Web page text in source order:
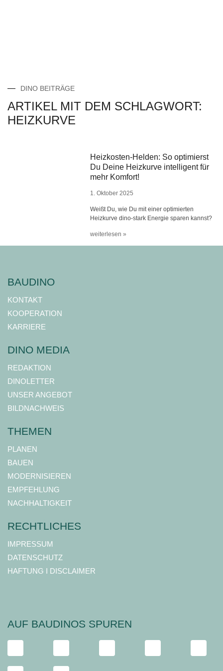
DINO BEITRÄGE
ARTIKEL MIT DEM SCHLAGWORT:
HEIZKURVE
Heizkosten-Helden: So optimierst
Du Deine Heizkurve intelligent für
mehr Komfort!
1. Oktober 2025
Weißt Du, wie Du mit einer optimierten
Heizkurve dino-stark Energie sparen kannst?
weiterlesen »
BAUDINO
KONTAKT
KOOPERATION
KARRIERE
DINO MEDIA
REDAKTION
DINOLETTER
UNSER ANGEBOT
BILDNACHWEIS
THEMEN
PLANEN
BAUEN
MODERNISIEREN
EMPFEHLUNG
NACHHALTIGKEIT
RECHTLICHES
IMPRESSUM
DATENSCHUTZ
HAFTUNG I DISCLAIMER
AUF BAUDINOS SPUREN